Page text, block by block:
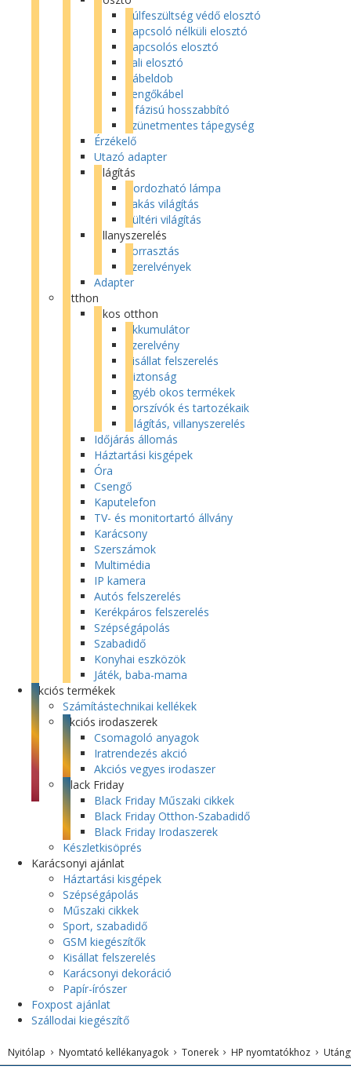
Túlfeszültség védő elosztó
Kapcsoló nélküli elosztó
Kapcsolós elosztó
Fali elosztó
Kábeldob
Lengőkábel
3 fázisú hosszabbító
Szünetmentes tápegység
Érzékelő
Utazó adapter
Világítás
Hordozható lámpa
Lakás világítás
Kültéri világítás
Villanyszerelés
Forrasztás
Szerelvények
Adapter
Otthon
Okos otthon
Akkumulátor
Szerelvény
Kisállat felszerelés
Biztonság
Egyéb okos termékek
Porszívók és tartozékaik
Világítás, villanyszerelés
Időjárás állomás
Háztartási kisgépek
Óra
Csengő
Kaputelefon
TV- és monitortartó állvány
Karácsony
Szerszámok
Multimédia
IP kamera
Autós felszerelés
Kerékpáros felszerelés
Szépségápolás
Szabadidő
Konyhai eszközök
Játék, baba-mama
Akciós termékek
Számítástechnikai kellékek
Akciós irodaszerek
Csomagoló anyagok
Iratrendezés akció
Akciós vegyes irodaszer
Black Friday
Black Friday Műszaki cikkek
Black Friday Otthon-Szabadidő
Black Friday Irodaszerek
Készletkisöprés
Karácsonyi ajánlat
Háztartási kisgépek
Szépségápolás
Műszaki cikkek
Sport, szabadidő
GSM kiegészítők
Kisállat felszerelés
Karácsonyi dekoráció
Papír-írószer
Foxpost ajánlat
Szállodai kiegészítő
Nyitólap Nyomtató kellékanyagok Tonerek HP nyomtatókhoz